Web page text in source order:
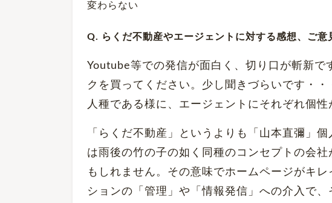
変わらない
Q. らくだ不動産やエージェントに対する感想、ご意
Youtube等での発信が面白く、切り口が斬新
クを買ってください。少し聞きづらいです・
人種である様に、エージェントにそれぞれ個
「らくだ不動産」というよりも「山本直彌」
は雨後の竹の子の如く同種のコンセプトの会
もしれません。その意味でホームページがキ
ションの「管理」や「情報発信」への介入で